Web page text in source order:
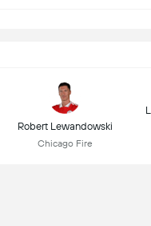
Robert Lewandowski
Chicago Fire